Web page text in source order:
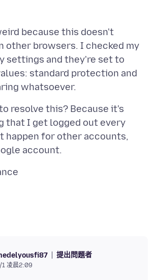
because this doesn't
other browsers. I checked my
settings and they're set to
standard protection and
resolve this? Because it's
that I get logged out every
happen for other accounts,
提出問題者
凌晨2:09